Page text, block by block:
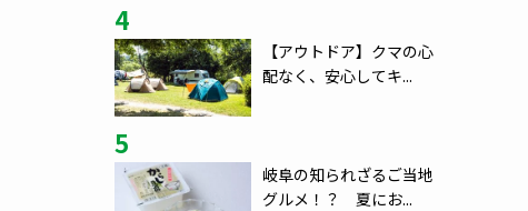
4
【アウトドア】クマの心
配なく、安心してキ...
5
岐阜の知られざるご当地
グルメ！？ 夏にお...